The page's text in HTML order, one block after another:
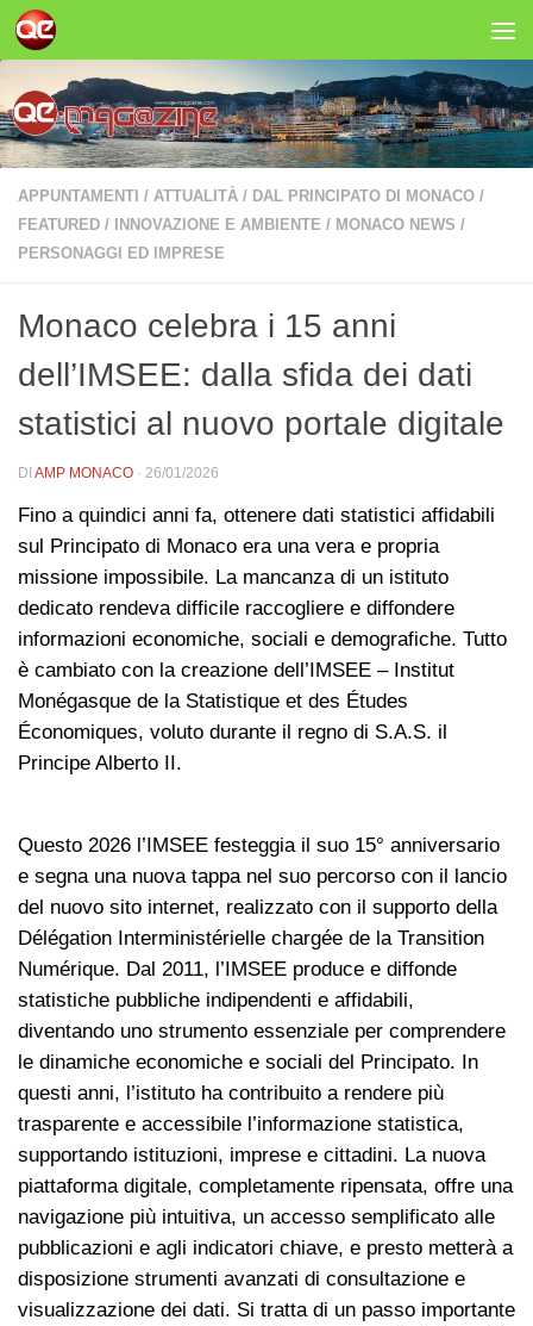
Salta al contenuto
APPUNTAMENTI / ATTUALITÀ / DAL PRINCIPATO DI MONACO /
FEATURED / INNOVAZIONE E AMBIENTE / MONACO NEWS /
PERSONAGGI ED IMPRESE
Monaco celebra i 15 anni
dell’IMSEE: dalla sfida dei dati
statistici al nuovo portale digitale
DI AMP MONACO · 26/01/2026
Fino a quindici anni fa, ottenere dati statistici affidabili
sul Principato di Monaco era una vera e propria
missione impossibile. La mancanza di un istituto
dedicato rendeva difficile raccogliere e diffondere
informazioni economiche, sociali e demografiche. Tutto
è cambiato con la creazione dell’IMSEE – Institut
Monégasque de la Statistique et des Études
Économiques, voluto durante il regno di S.A.S. il
Principe Alberto II.
Questo 2026 l’IMSEE festeggia il suo 15° anniversario
e segna una nuova tappa nel suo percorso con il lancio
del nuovo sito internet, realizzato con il supporto della
Délégation Interministérielle chargée de la Transition
Numérique. Dal 2011, l’IMSEE produce e diffonde
statistiche pubbliche indipendenti e affidabili,
diventando uno strumento essenziale per comprendere
le dinamiche economiche e sociali del Principato. In
questi anni, l’istituto ha contribuito a rendere più
trasparente e accessibile l’informazione statistica,
supportando istituzioni, imprese e cittadini. La nuova
piattaforma digitale, completamente ripensata, offre una
navigazione più intuitiva, un accesso semplificato alle
pubblicazioni e agli indicatori chiave, e presto metterà a
disposizione strumenti avanzati di consultazione e
visualizzazione dei dati. Si tratta di un passo importante